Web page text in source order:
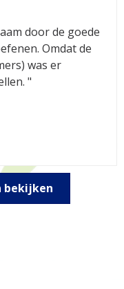
door de goede
Omdat de
was er
"
bekijken